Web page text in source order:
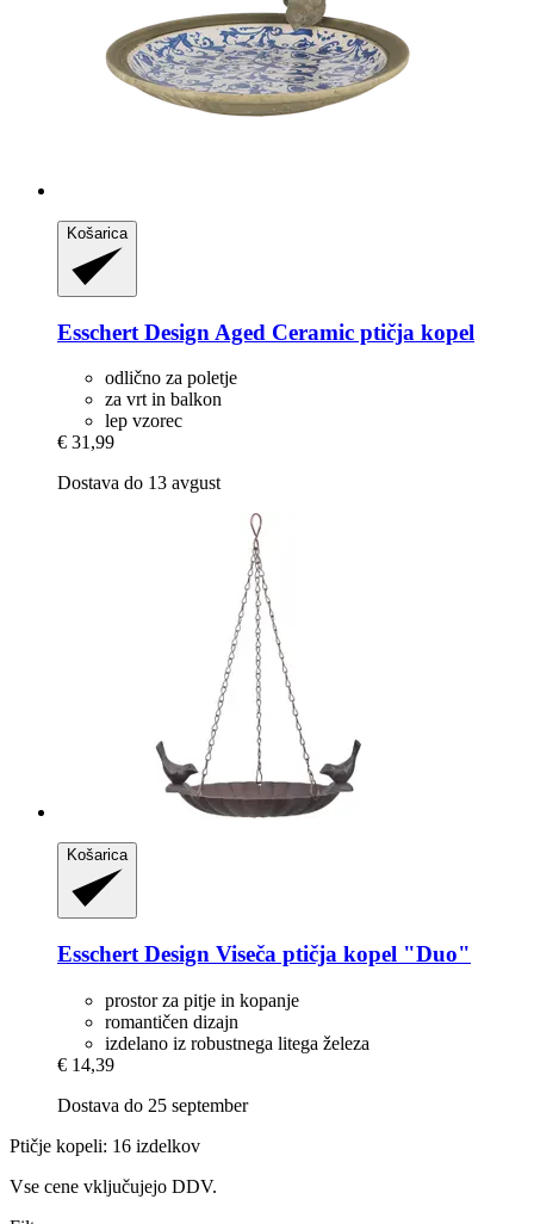
Košarica
Esschert Design Aged Ceramic ptičja kopel
odlično za poletje
za vrt in balkon
lep vzorec
€ 31,99
Dostava do 13 avgust
Košarica
Esschert Design Viseča ptičja kopel "Duo"
prostor za pitje in kopanje
romantičen dizajn
izdelano iz robustnega litega železa
€ 14,39
Dostava do 25 september
Ptičje kopeli: 16 izdelkov
Vse cene vključujejo DDV.